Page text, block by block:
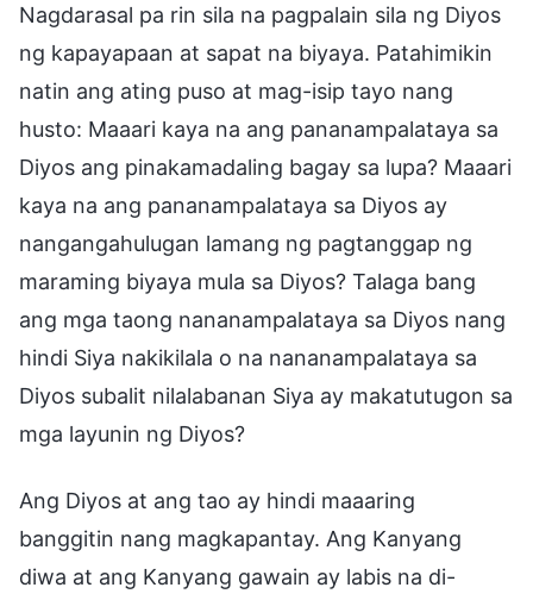
Nagdarasal pa rin sila na pagpalain sila ng Diyos
ng kapayapaan at sapat na biyaya. Patahimikin
natin ang ating puso at mag-isip tayo nang
husto: Maaari kaya na ang pananampalataya sa
Diyos ang pinakamadaling bagay sa lupa? Maaari
kaya na ang pananampalataya sa Diyos ay
nangangahulugan lamang ng pagtanggap ng
maraming biyaya mula sa Diyos? Talaga bang
ang mga taong nananampalataya sa Diyos nang
hindi Siya nakikilala o na nananampalataya sa
Diyos subalit nilalabanan Siya ay makatutugon sa
mga layunin ng Diyos?
Ang Diyos at ang tao ay hindi maaaring
banggitin nang magkapantay. Ang Kanyang
diwa at ang Kanyang gawain ay labis na di-